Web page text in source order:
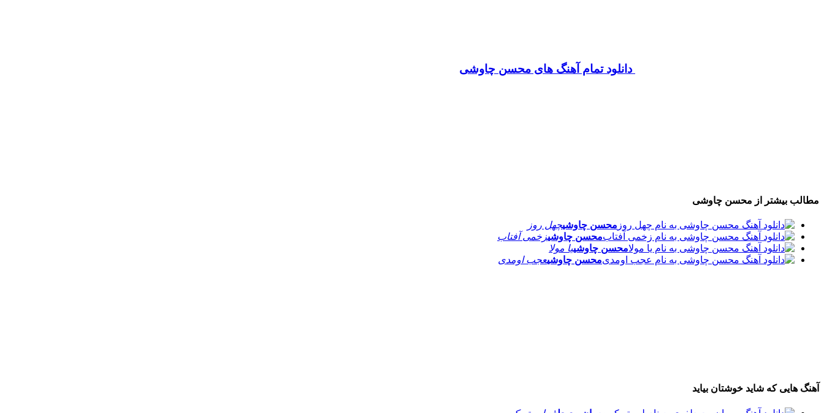
دانلود تمام آهنگ های محسن چاوشی
مطالب بیشتر از محسن چاوشی
محسن چاوشیچهل روز
محسن چاوشیزخمی آفتاب
محسن چاوشییا مولا
محسن چاوشیعجب اومدی
آهنگ هایی که شاید خوشتان بیاید